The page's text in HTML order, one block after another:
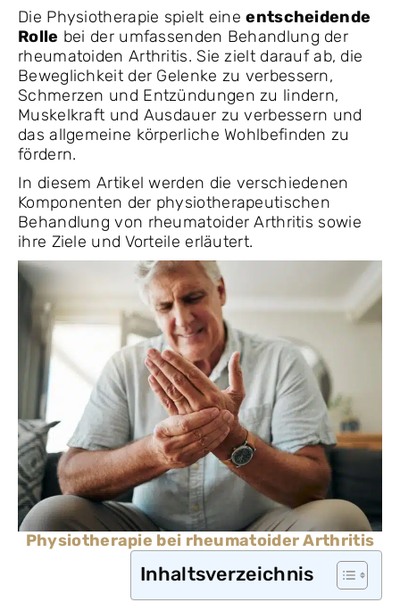
Die Physiotherapie spielt eineentscheidende
Rolle bei der umfassenden Behandlung der
rheumatoiden Arthritis. Sie zielt darauf ab, die
Beweglichkeit der Gelenke zu verbessern,
Schmerzen und Entzündungen zu lindern,
Muskelkraft und Ausdauer zu verbessern und
das allgemeine körperliche Wohlbefinden zu
fördern.
In diesem Artikel werden die verschiedenen
Komponenten der physiotherapeutischen
Behandlung von rheumatoider Arthritis sowie
ihre Ziele und Vorteile erläutert.
Physiotherapie bei rheumatoider Arthritis
Inhaltsverzeichnis